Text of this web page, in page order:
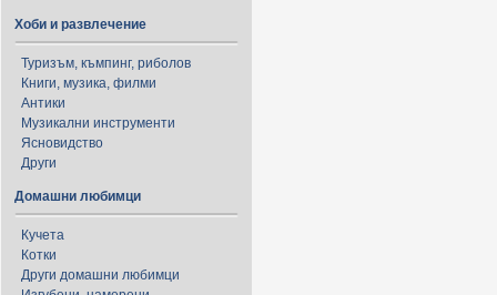
Хоби и развлечение
Туризъм, къмпинг, риболов
Книги, музика, филми
Антики
Музикални инструменти
Ясновидство
Други
Домашни любимци
Кучета
Котки
Други домашни любимци